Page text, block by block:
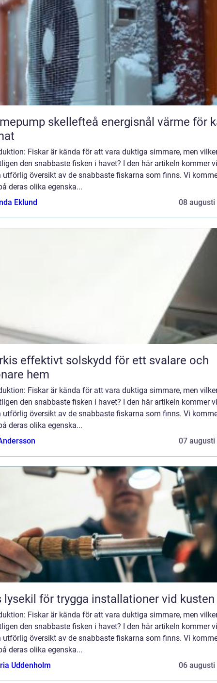
skellefteå energisnål värme för kallt
Fiskar är kända för att vara duktiga simmare, men
den snabbaste fisken i havet? I den här artikeln kommer
utförlig översikt av de snabbaste fiskarna som finns. Vi
deras olika egenska...
Eklund
08 augusti
för ett svalare och
hem
Fiskar är kända för att vara duktiga simmare, men
den snabbaste fisken i havet? I den här artikeln kommer
utförlig översikt av de snabbaste fiskarna som finns. Vi
deras olika egenska...
07 augusti
lysekil för trygga installationer vid kusten
Fiskar är kända för att vara duktiga simmare, men
den snabbaste fisken i havet? I den här artikeln kommer
utförlig översikt av de snabbaste fiskarna som finns. Vi
deras olika egenska...
Uddenholm
06 augusti